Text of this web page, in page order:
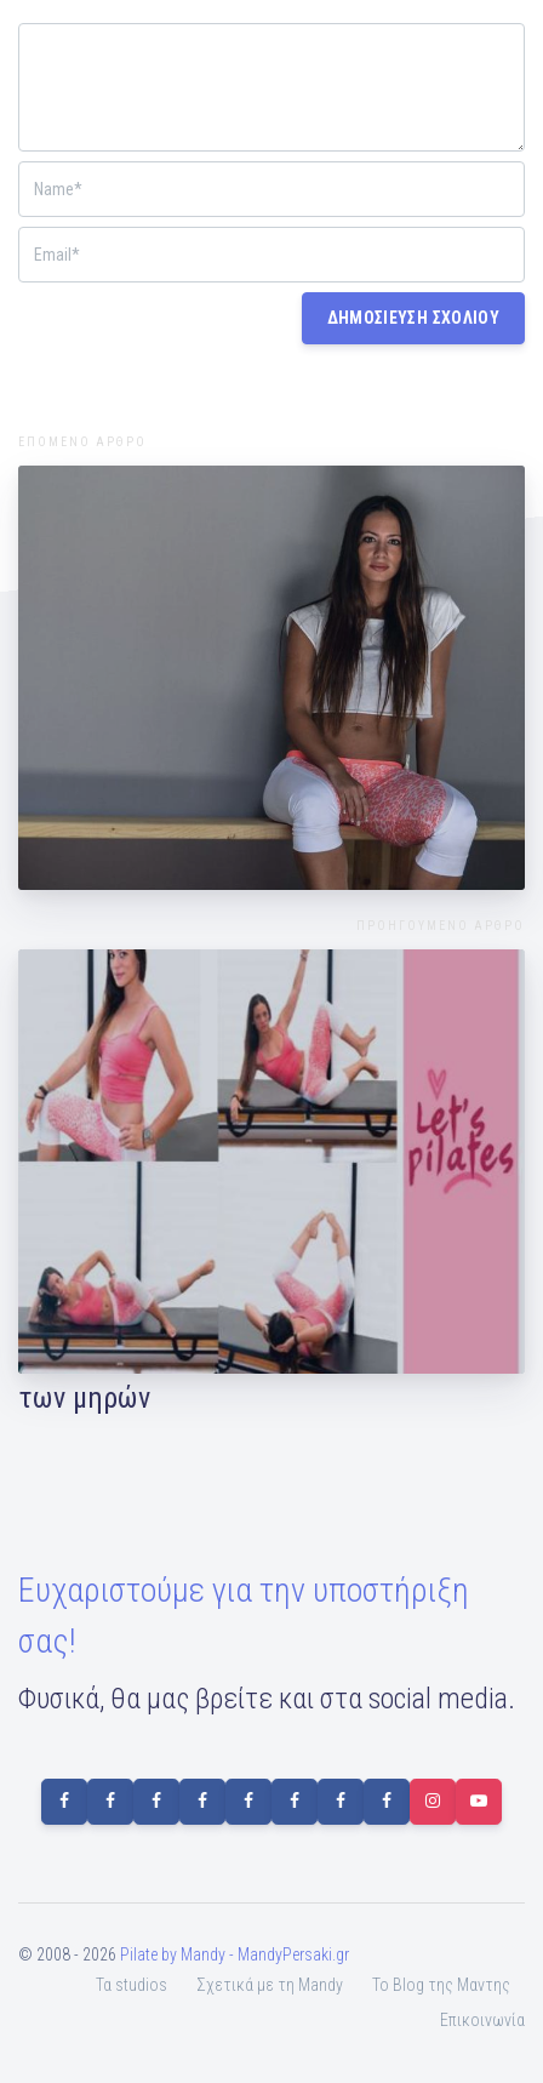
ΕΠΟΜΕΝΟ ΑΡΘΡΟ
Η γυμνάστρια των Celebrities
Απόκτησε σέξι πόδια! Η Μάντη Περσάκη
σου δείχνει ασκήσεις για το εσωτερικό
των μηρών
Ευχαριστούμε για την υποστήριξη
σας!
Φυσικά, θα μας βρείτε και στα social media.
© 2008 - 2026 Pilate by Mandy - MandyPersaki.gr
Τα studios
Σχετικά με τη Mandy
To Blog της Μαντης
Επικοινωνία